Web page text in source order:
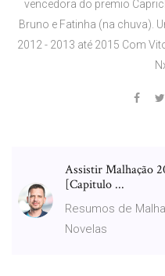
vencedora do premio
Bruno e Fatinha (na chuva).
2012 - 2013 até 2015 Com
Assistir Malhação
[Capitulo ...
Resumos de
Novelas